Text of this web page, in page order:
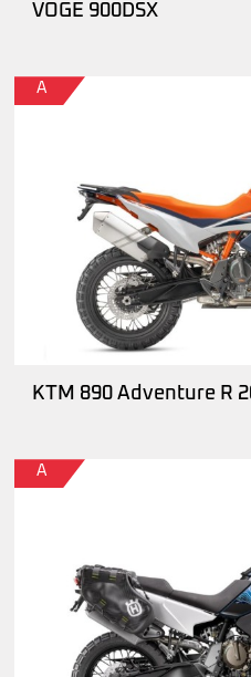
VOGE 900DSX
A
KTM 890 Adventure R
A